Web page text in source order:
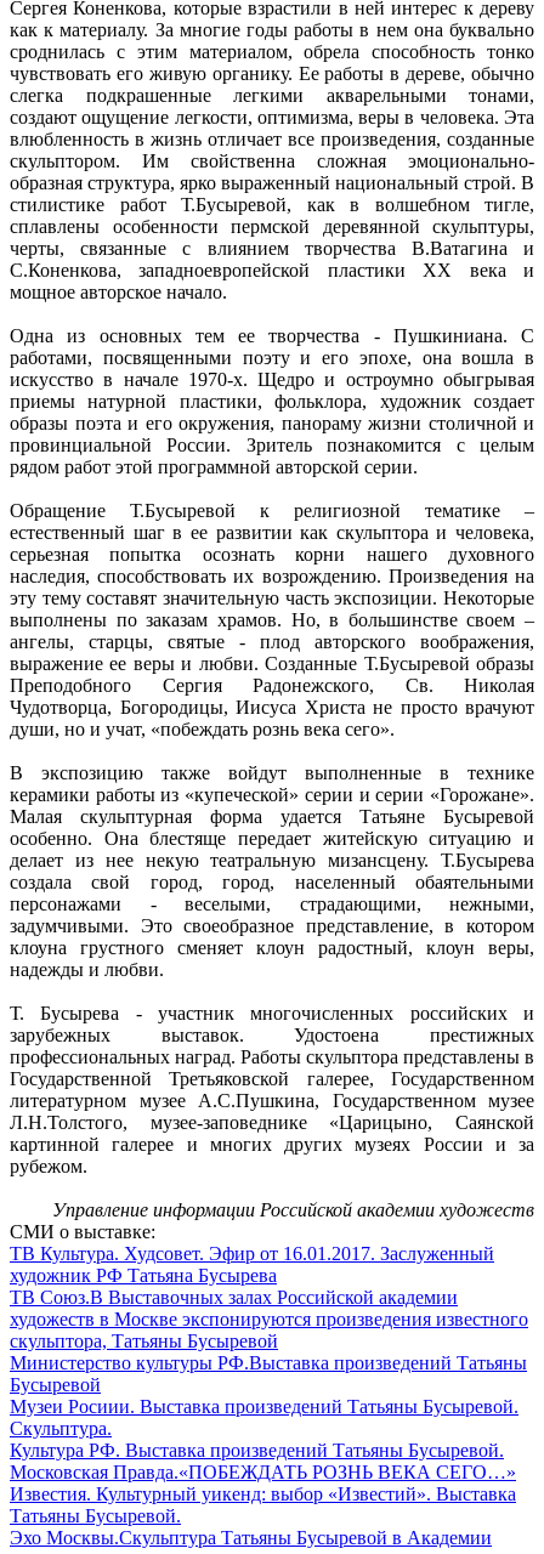
Сергея Коненкова, которые взрастили в ней интерес к дереву
как к материалу. За многие годы работы в нем она буквально
сроднилась с этим материалом, обрела способность тонко
чувствовать его живую органику. Ее работы в дереве, обычно
слегка подкрашенные легкими акварельными тонами,
создают ощущение легкости, оптимизма, веры в человека. Эта
влюбленность в жизнь отличает все произведения, созданные
скульптором. Им свойственна сложная эмоционально-
образная структура, ярко выраженный национальный строй. В
стилистике работ Т.Бусыревой, как в волшебном тигле,
сплавлены особенности пермской деревянной скульптуры,
черты, связанные с влиянием творчества В.Ватагина и
С.Коненкова, западноевропейской пластики ХХ века и
мощное авторское начало.
Одна из основных тем ее творчества - Пушкиниана. С
работами, посвященными поэту и его эпохе, она вошла в
искусство в начале 1970-х. Щедро и остроумно обыгрывая
приемы натурной пластики, фольклора, художник создает
образы поэта и его окружения, панораму жизни столичной и
провинциальной России. Зритель познакомится с целым
рядом работ этой программной авторской серии.
Обращение Т.Бусыревой к религиозной тематике –
естественный шаг в ее развитии как скульптора и человека,
серьезная попытка осознать корни нашего духовного
наследия, способствовать их возрождению. Произведения на
эту тему составят значительную часть экспозиции. Некоторые
выполнены по заказам храмов. Но, в большинстве своем –
ангелы, старцы, святые - плод авторского воображения,
выражение ее веры и любви. Созданные Т.Бусыревой образы
Преподобного Сергия Радонежского, Св. Николая
Чудотворца, Богородицы, Иисуса Христа не просто врачуют
души, но и учат, «побеждать рознь века сего».
В экспозицию также войдут выполненные в технике
керамики работы из «купеческой» серии и серии «Горожане».
Малая скульптурная форма удается Татьяне Бусыревой
особенно. Она блестяще передает житейскую ситуацию и
делает из нее некую театральную мизансцену. Т.Бусырева
создала свой город, город, населенный обаятельными
персонажами - веселыми, страдающими, нежными,
задумчивыми. Это своеобразное представление, в котором
клоуна грустного сменяет клоун радостный, клоун веры,
надежды и любви.
Т. Бусырева - участник многочисленных российских и
зарубежных выставок. Удостоена престижных
профессиональных наград. Работы скульптора представлены в
Государственной Третьяковской галерее, Государственном
литературном музее А.С.Пушкина, Государственном музее
Л.Н.Толстого, музее-заповеднике «Царицыно, Саянской
картинной галерее и многих других музеях России и за
рубежом.
Управление информации Российской академии художеств
СМИ о выставке:
ТВ Культура. Худсовет. Эфир от 16.01.2017. Заслуженный
художник РФ Татьяна Бусырева
ТВ Союз.В Выставочных залах Российской академии
художеств в Москве экспонируются произведения известного
скульптора, Татьяны Бусыревой
Министерство культуры РФ.Выставка произведений Татьяны
Бусыревой
Музеи Росиии. Выставка произведений Татьяны Бусыревой.
Скульптура.
Культура РФ. Выставка произведений Татьяны Бусыревой.
Московская Правда.«ПОБЕЖДАТЬ РОЗНЬ ВЕКА СЕГО…»
Известия. Культурный уикенд: выбор «Известий». Выставка
Татьяны Бусыревой.
Эхо Москвы.Скульптура Татьяны Бусыревой в Академии